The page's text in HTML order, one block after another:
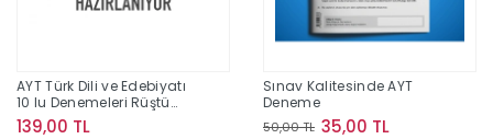
AYT Türk Dili ve Edebiyatı
10 lu Denemeleri Rüştü
Hoca
139,00 TL
Sınav Kalitesinde AYT
Deneme
50,00 TL 35,00 TL